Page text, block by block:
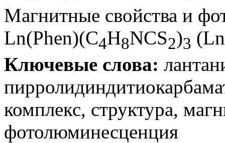
Магнитные свойства и
Ln(Phen)(C4H8NCS2)3
Ключевые слова:
комплекс, структура,
фотолюминесценция